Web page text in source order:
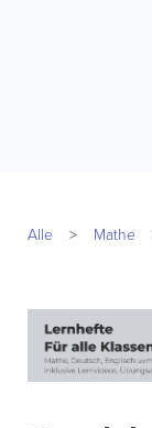
Alle Mathe